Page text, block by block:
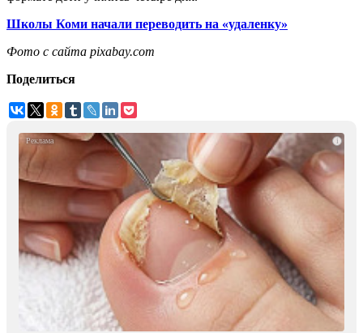
Школы Коми начали переводить на «удаленку»
Фото с сайта pixabay.com
Поделиться
i